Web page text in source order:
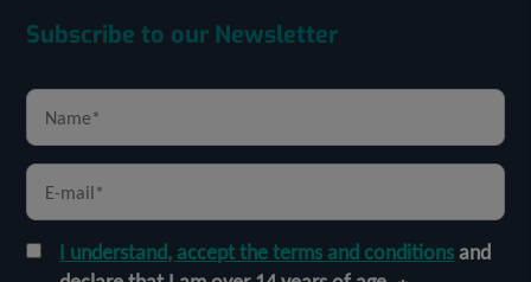
Subscribe to our Newsletter
I understand, accept the terms and conditionsand